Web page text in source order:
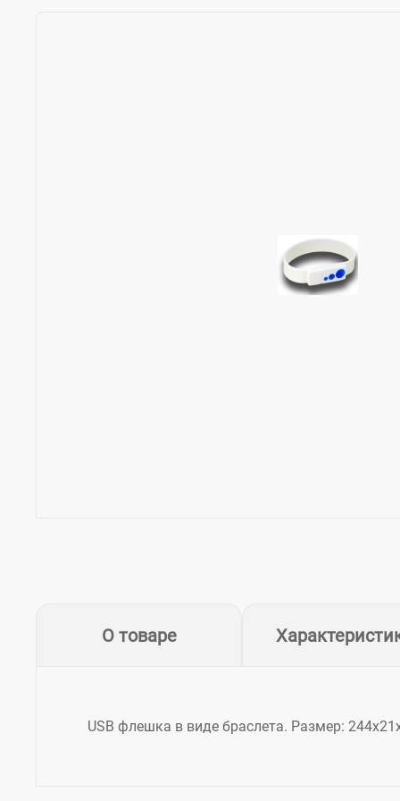
О товаре
USB флешка в виде браслета. Размер: